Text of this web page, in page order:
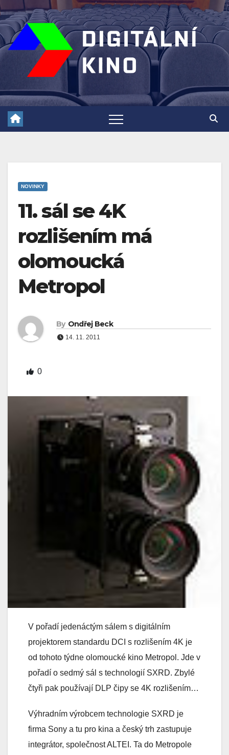
Skip
to
content
NOVINKY
11. sál se 4K
rozlišením má
olomoucká
Metropol
By Ondřej Beck
14. 11. 2011
0
V pořadí jedenáctým sálem s digitálním
projektorem standardu DCI s rozlišením 4K je
od tohoto týdne olomoucké kino Metropol. Jde v
pořadí o sedmý sál s technologií SXRD. Zbylé
čtyři pak používají DLP čipy se 4K rozlišením…
Výhradním výrobcem technologie SXRD je
firma Sony a tu pro kina a český trh zastupuje
integrátor, společnost ALTEI. Ta do Metropole